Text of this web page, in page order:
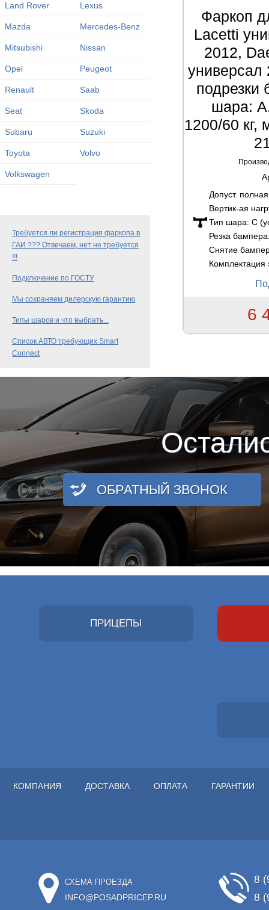
Land Rover Lexus
Mazda Mercedes-Benz
Mitsubishi Nissan
Opel Peugeot
Renault Saab
Seat Skoda
Subaru Suzuki
Toyota Volvo
Volkswagen
Требуется ли регистрация фаркопа в
ГАИ ??? Отвечаем, нет не требуется
!!!
Подключение по ГОСТУ
Мы сохраняем дилерскую гарантию
Типы шаров и что выбрать...
Список АВТО требующих Smart
Connect
Фаркоп
Lacetti
2012,
универсал
подрезки
шара:
1200/60 кг,
Допуст.
Вертик-ая
Тип шара: C
Резка
Снятие
Комплектация
6
ОБРАТНЫЙ ЗВОНОК
ПРИЦЕПЫ
КОМПАНИЯ ДОСТАВКА ОПЛАТА ГАРАНТИИ
СХЕМА ПРОЕЗДА
INFO@POSADPRICEP.RU
8
8